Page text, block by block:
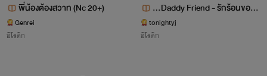
พี่น้องต้องสวาท (Nc 20+)
Genrei
อีโรติก
...Daddy Friend - รักร้อนของเ
พื่อนพ่อ [Erotic - NC18+]...
tonightyj
อีโรติก